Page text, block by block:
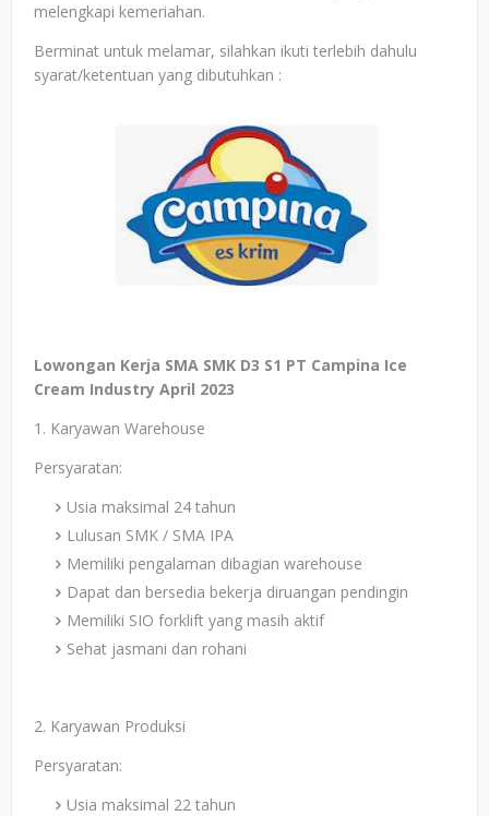
melengkapi kemeriahan.
Berminat untuk melamar, silahkan ikuti terlebih dahulu
syarat/ketentuan yang dibutuhkan :
Lowongan Kerja SMA SMK D3 S1 PT Campina Ice
Cream Industry April 2023
1. Karyawan Warehouse
Persyaratan:
Usia maksimal 24 tahun
Lulusan SMK / SMA IPA
Memiliki pengalaman dibagian warehouse
Dapat dan bersedia bekerja diruangan pendingin
Memiliki SIO forklift yang masih aktif
Sehat jasmani dan rohani
2. Karyawan Produksi
Persyaratan:
Usia maksimal 22 tahun